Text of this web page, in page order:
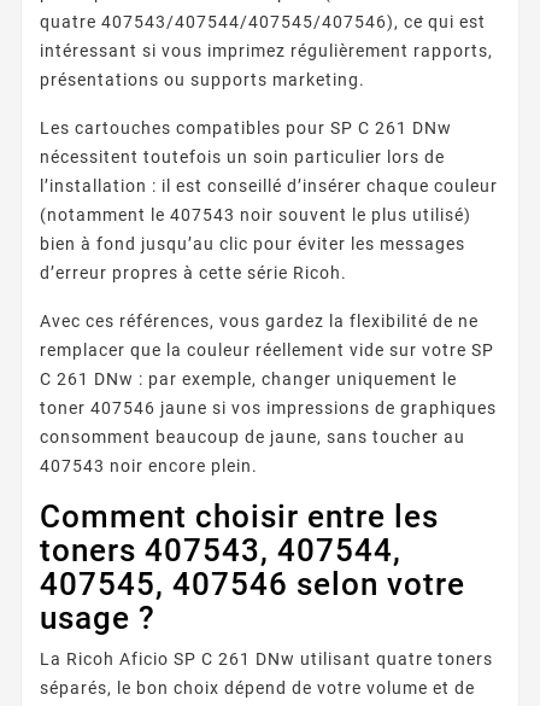
quatre 407543/407544/407545/407546), ce qui est
intéressant si vous imprimez régulièrement rapports,
présentations ou supports marketing.
Les cartouches compatibles pour SP C 261 DNw
nécessitent toutefois un soin particulier lors de
l’installation : il est conseillé d’insérer chaque couleur
(notamment le 407543 noir souvent le plus utilisé)
bien à fond jusqu’au clic pour éviter les messages
d’erreur propres à cette série Ricoh.
Avec ces références, vous gardez la flexibilité de ne
remplacer que la couleur réellement vide sur votre SP
C 261 DNw : par exemple, changer uniquement le
toner 407546 jaune si vos impressions de graphiques
consomment beaucoup de jaune, sans toucher au
407543 noir encore plein.
Comment choisir entre les
toners 407543, 407544,
407545, 407546 selon votre
usage ?
La Ricoh Aficio SP C 261 DNw utilisant quatre toners
séparés, le bon choix dépend de votre volume et de